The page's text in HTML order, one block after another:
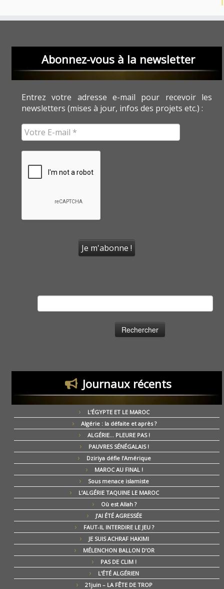
Abonnez-vous à la newsletter
Entrez votre adresse e-mail pour recevoir les
newsletters (mises à jour, infos des projets etc.) :
Journaux récents
L’ÉGYPTE ET LE MAROC
Algérie : la défaite et après ?
ALGÉRIE… PLEURE PAS !
PAUVRES SÉNÉGALAIS !
Dziriya défie l’Amérique
MAROC AU FINAL !
Sous menace islamiste
L’ALGÉRIE TAQUINE LE MAROC
Où est Allah ?
J’AI ÉTÉ AGRESSÉE
FAUT-IL INTERDIRE LE JEU ?
JE SUIS ACHRAF HAKIMI
MÉLENCHON BALLON D’OR
PAS DE CLIM !
L’ÉTÉ ALGÉRIEN
21juin – LA FÊTE DE TROP